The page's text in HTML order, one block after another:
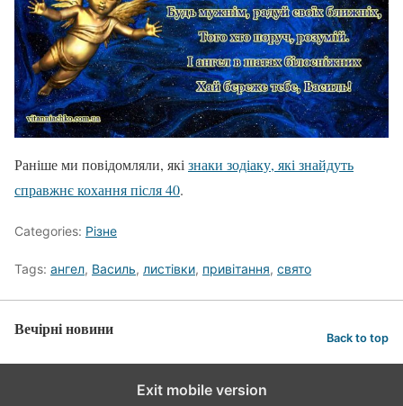
Раніше ми повідомляли, які знаки зодіаку, які знайдуть
справжнє кохання після 40.
Categories: Різне
Tags: ангел, Василь, листівки, привітання, свято
Вечірні новини Back to top
Exit mobile version